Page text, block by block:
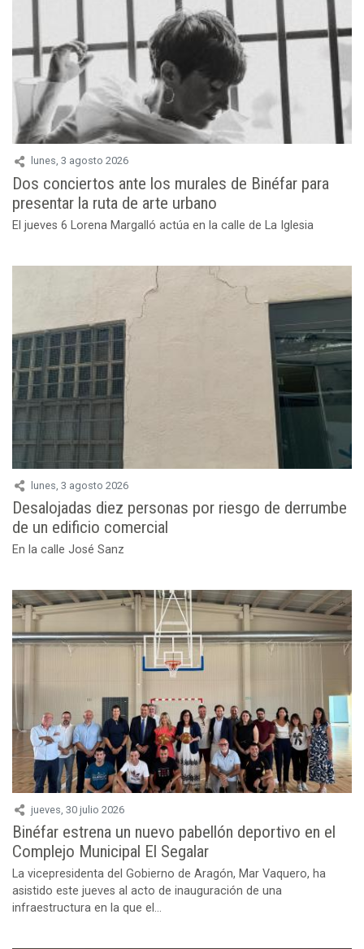
lunes, 3 agosto 2026
Dos conciertos ante los murales de Binéfar para
presentar la ruta de arte urbano
El jueves 6 Lorena Margalló actúa en la calle de La Iglesia
lunes, 3 agosto 2026
Desalojadas diez personas por riesgo de derrumbe
de un edificio comercial
En la calle José Sanz
jueves, 30 julio 2026
Binéfar estrena un nuevo pabellón deportivo en el
Complejo Municipal El Segalar
La vicepresidenta del Gobierno de Aragón, Mar Vaquero, ha
asistido este jueves al acto de inauguración de una
infraestructura en la que el...